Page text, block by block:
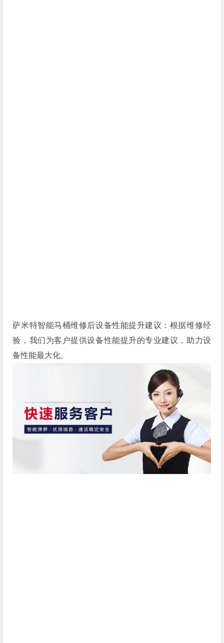
萨米特智能马桶维修后设备性能提升建议：根据维修经
验，我们为客户提供设备性能提升的专业建议，助力设
备性能最大化。